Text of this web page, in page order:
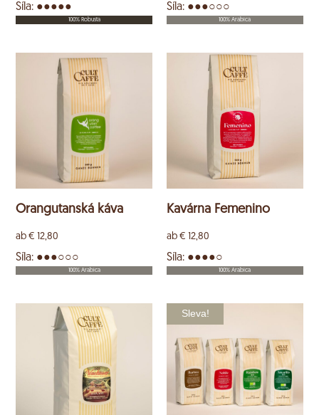
Síla: ●●●●●
100% Robusta
Síla: ●●●○○○
100% Arabica
Orangutanská káva
ab€ 12,80
Síla: ●●●○○○
100% Arabica
Kavárna Femenino
ab € 12,80
Síla: ●●●●○
100% Arabica
Sleva!